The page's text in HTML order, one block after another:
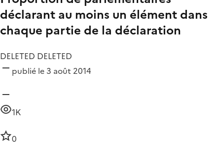
déclarant au moins un élément dans
chaque partie de la déclaration
DELETED DELETED
publié le 3 août 2014
1K
0